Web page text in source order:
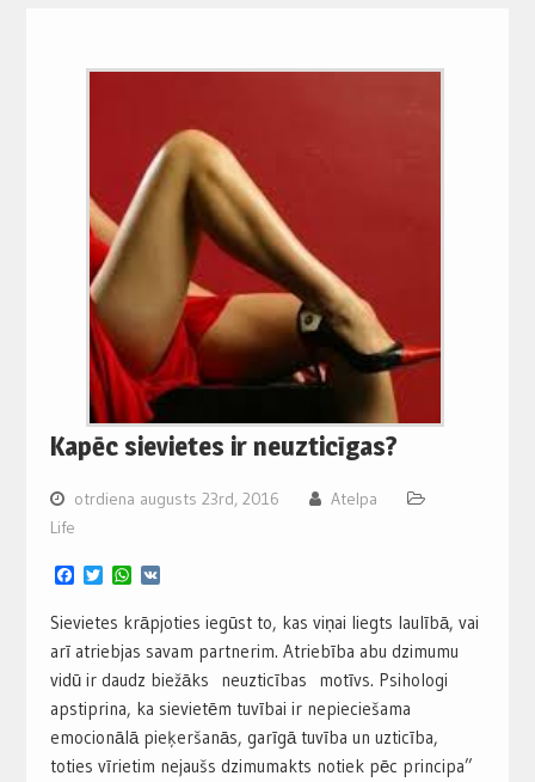
Kapēc sievietes ir neuzticīgas?
otrdiena augusts 23rd, 2016
Atelpa
Life
Facebook
TwitterWhatsApp
VK
Sievietes krāpjoties iegūst to, kas viņai liegts laulībā, vai
arī atriebjas savam partnerim. Atriebība abu dzimumu
vidū ir daudz biežāks neuzticības motīvs. Psihologi
apstiprina, ka sievietēm tuvībai ir nepieciešama
emocionālā pieķeršanās, garīgā tuvība un uzticība,
toties vīrietim nejaušs dzimumakts notiek pēc principa”